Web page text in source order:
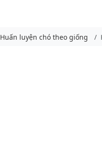
Huấn luyện chó theo giống